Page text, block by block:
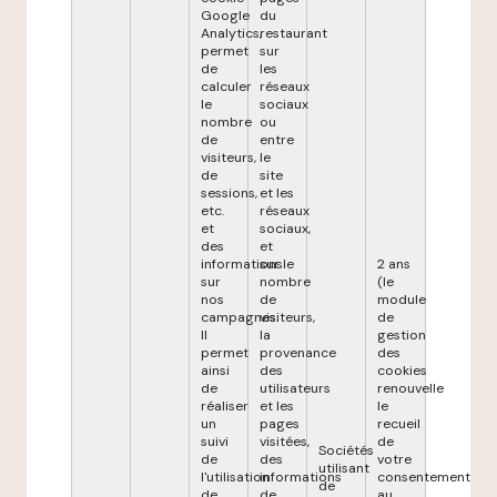
Google
Analytics,
permet
de
calculer
le
nombre
de
visiteurs,
de
sessions,
etc.
et
des
informations
sur
nos
campagnes.
Il
permet
ainsi
de
réaliser
un
suivi
de
l'utilisation
du
restaurant
sur
les
réseaux
sociaux
ou
entre
le
site
et les
réseaux
sociaux,
et
sur le
nombre
de
visiteurs,
la
provenance
des
utilisateurs
et les
pages
visitées,
des
informations
Sociétés
utilisant
de
2 ans
(le
module
de
gestion
des
cookies
renouvelle
le
recueil
de
votre
consentement